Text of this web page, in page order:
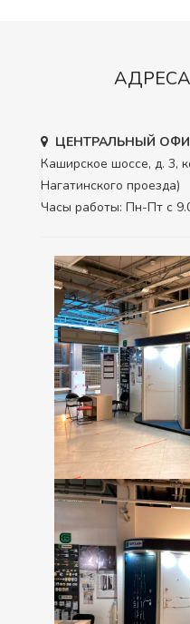
ЦЕНТРАЛЬНЫЙ
Каширское шоссе, д. 3,
Нагатинского проезда)
Часы работы: Пн-Пт с